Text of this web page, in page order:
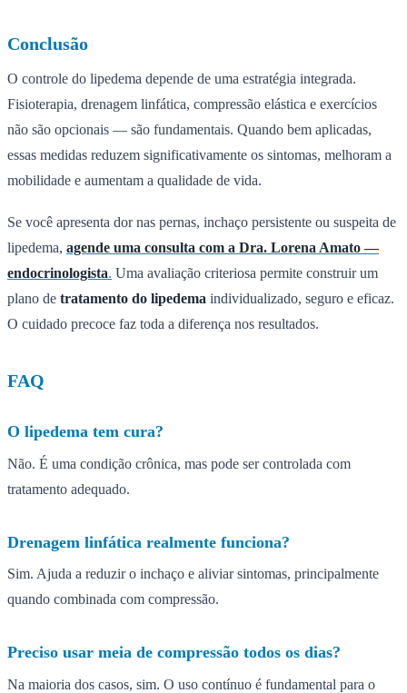
Conclusão
O controle do lipedema depende de uma estratégia integrada.
Fisioterapia, drenagem linfática, compressão elástica e exercícios
não são opcionais — são fundamentais. Quando bem aplicadas,
essas medidas reduzem significativamente os sintomas, melhoram a
mobilidade e aumentam a qualidade de vida.
Se você apresenta dor nas pernas, inchaço persistente ou suspeita de
lipedema, agende uma consulta com a Dra. Lorena Amato —
endocrinologista. Uma avaliação criteriosa permite construir um
plano de tratamento do lipedema individualizado, seguro e eficaz.
O cuidado precoce faz toda a diferença nos resultados.
FAQ
O lipedema tem cura?
Não. É uma condição crônica, mas pode ser controlada com
tratamento adequado.
Drenagem linfática realmente funciona?
Sim. Ajuda a reduzir o inchaço e aliviar sintomas, principalmente
quando combinada com compressão.
Preciso usar meia de compressão todos os dias?
Na maioria dos casos, sim. O uso contínuo é fundamental para o